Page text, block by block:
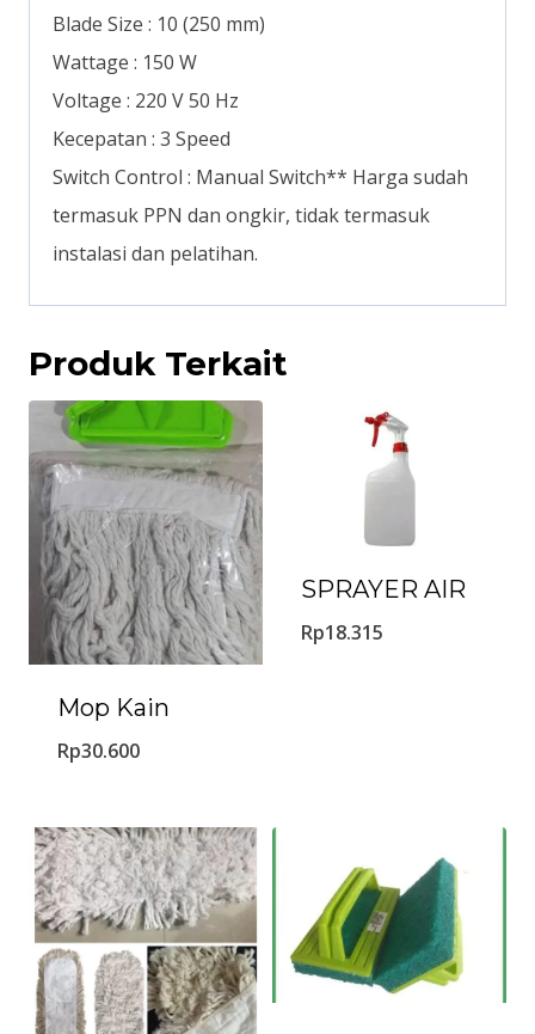
Blade Size : 10 (250 mm)
Wattage : 150 W
Voltage : 220 V 50 Hz
Kecepatan : 3 Speed
Switch Control : Manual Switch** Harga sudah
termasuk PPN dan ongkir, tidak termasuk
instalasi dan pelatihan.
Produk Terkait
Mop Kain
Rp30.600
SPRAYER AIR
Rp18.315